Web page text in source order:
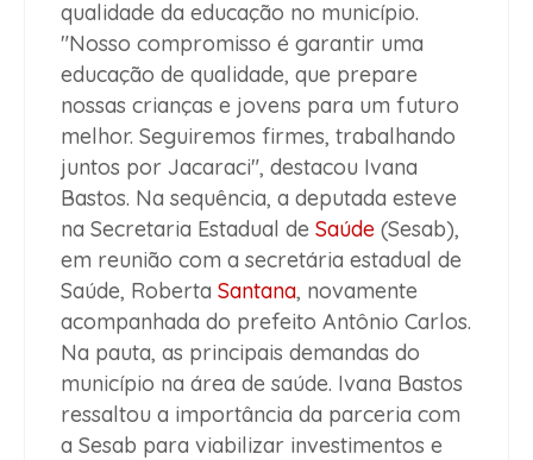
qualidade da educação no município.
"Nosso compromisso é garantir uma
educação de qualidade, que prepare
nossas crianças e jovens para um futuro
melhor. Seguiremos firmes, trabalhando
juntos por Jacaraci", destacou Ivana
Bastos. Na sequência, a deputada esteve
na Secretaria Estadual de Saúde (Sesab),
em reunião com a secretária estadual de
Saúde, Roberta Santana, novamente
acompanhada do prefeito Antônio Carlos.
Na pauta, as principais demandas do
município na área de saúde. Ivana Bastos
ressaltou a importância da parceria com
a Sesab para viabilizar investimentos e